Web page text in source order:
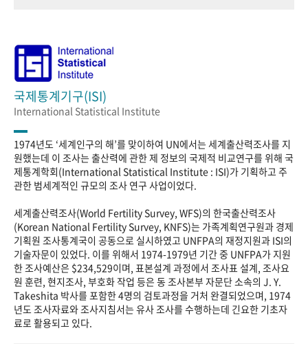
국제통계기구(ISI)
International Statistical Institute
1974년도 ‘세계인구의 해’를 맞이하여 UN에서는 세계출산력조사를 지
원했는데 이 조사는 출산력에 관한 제 정보의 국제적 비교연구를 위해 국
제통계학회(International Statistical Institute : ISI)가 기획하고 주
관한 범세계적인 규모의 조사 연구 사업이었다.
세계출산력조사(World Fertility Survey, WFS)의 한국출산력조사
(Korean National Fertility Survey, KNFS)는 가족계획연구원과 경제
기획원 조사통계국이 공동으로 실시하였고 UNFPA의 재정지원과 ISI의
기술자문이 있었다. 이를 위해서 1974-1979년 기간 중 UNFPA가 지원
한 조사예산은 $234,529이며, 표본설계 과정에서 조사표 설계, 조사요
원 훈련, 현지조사, 부호화 작업 등은 동 조사본부 자문단 소속의 J. Y.
Takeshita 박사를 포함한 4명의 검토과정을 거처 완결되었으며, 1974
년도 조사자료와 조사지침서는 유사 조사를 수행하는데 긴요한 기초자
료로 활용되고 있다.